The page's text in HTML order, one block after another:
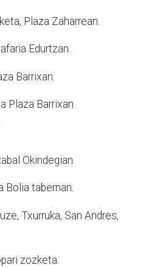
Plaza Zaharrean.
Edurtzan.
Barrixan.
Plaza Barrixan.
Okindegian.
tabernan.
Txurruka, San Andres,
zozketa.